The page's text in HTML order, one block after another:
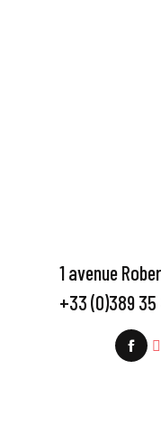
1 avenue
+33 (0)389